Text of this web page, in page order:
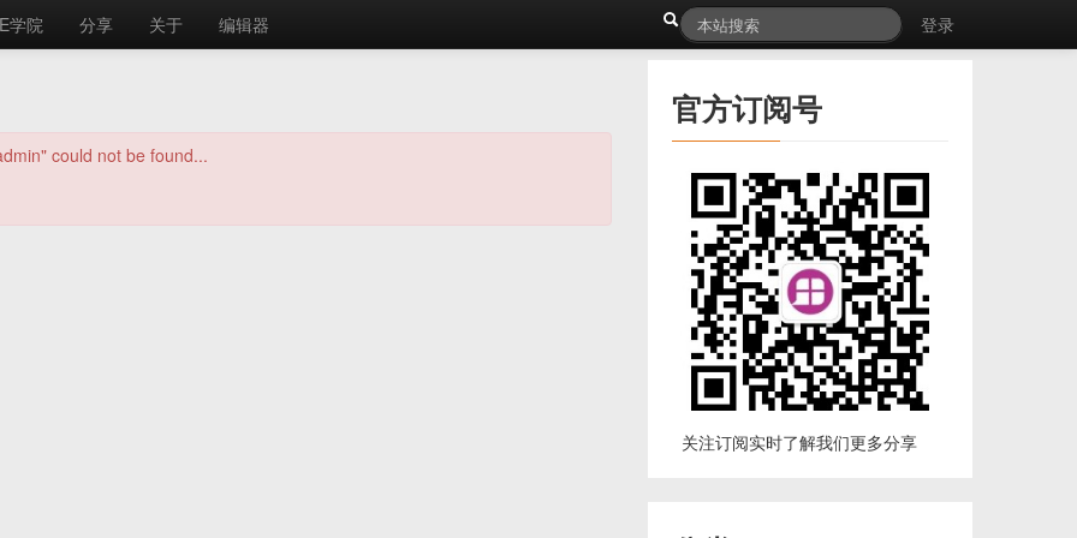
学院 分享 关于 编辑器 登录
could not be found...
官方订阅号
关注订阅实时了解我们更多分享